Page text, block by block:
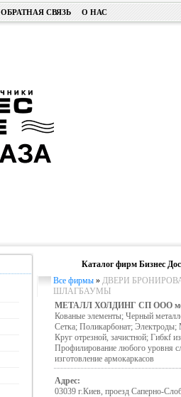
ОБРАТНАЯ СВЯЗЬ О НАС
Каталог фирм Бизнес
Все фирмы » ДВЕРИ
ШЛАГБАУМЫ
МЕТАЛЛ ХОЛДИНГ СП ООО
Кованые элементы; Черный
Сетка; Поликарбонат;
Круг отрезной, зачистной; Гибкf
Профилирование любого уровня
изготовление армокаркасов
Адрес:
03039 г.Киев, проезд Саперно-